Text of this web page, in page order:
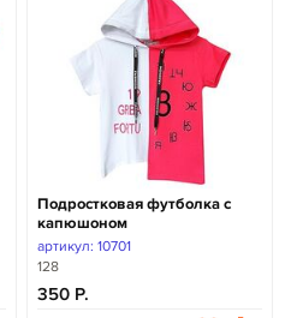
Подростковая футболка с
капюшоном
артикул: 10701
128
350